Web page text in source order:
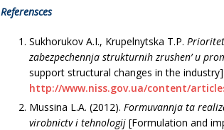
Referensces
Sukhorukov А.І., Krupelnytska T.P.
zabezpechennja strukturnih zrushen’ u
support structural changes in the
http://www.niss.gov.ua/content/
Mussina L.A. (2012). Formuvannja ta
virobnictv і tehnologіj [Formulation and